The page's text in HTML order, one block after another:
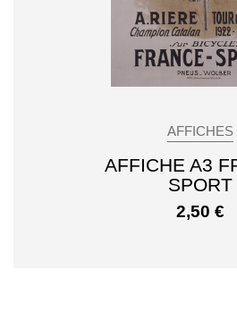
AFFICHES
AFFICHE A3
SPORT
2,50 €